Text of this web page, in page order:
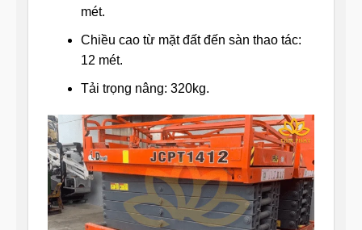
mét.
Chiều cao từ mặt đất đến sàn thao tác:
12 mét.
Tải trọng nâng: 320kg.